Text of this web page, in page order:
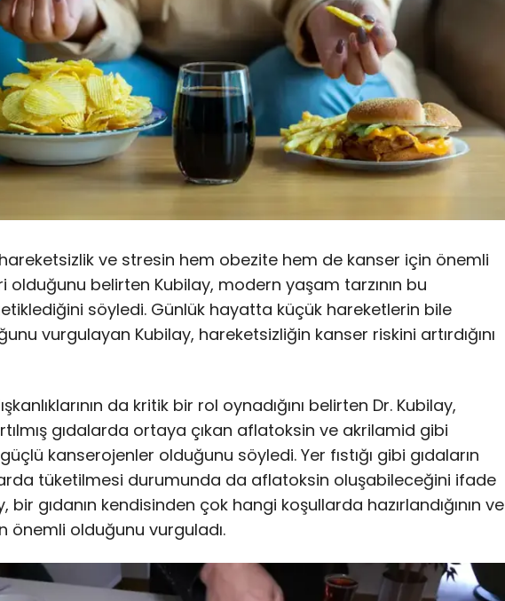
ve stresin hem obezite hem de kanser için önemli
olduğunu belirten Kubilay, modern yaşam tarzının bu
söyledi. Günlük hayatta küçük hareketlerin bile
vurgulayan Kubilay, hareketsizliğin kanser riskini artırdığını
da kritik bir rol oynadığını belirten Dr. Kubilay,
gıdalarda ortaya çıkan aflatoksin ve akrilamid gibi
kanserojenler olduğunu söyledi. Yer fıstığı gibi gıdaların
tüketilmesi durumunda da aflatoksin oluşabileceğini ifade
bir gıdanın kendisinden çok hangi koşullarda hazırlandığının ve
önemli olduğunu vurguladı.